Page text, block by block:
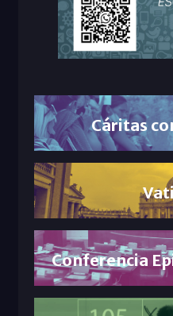
Cáritas
Conferencia